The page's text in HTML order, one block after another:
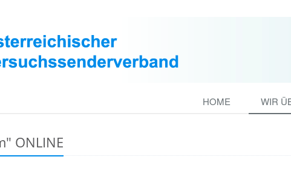
HOME WIR
ONLINE